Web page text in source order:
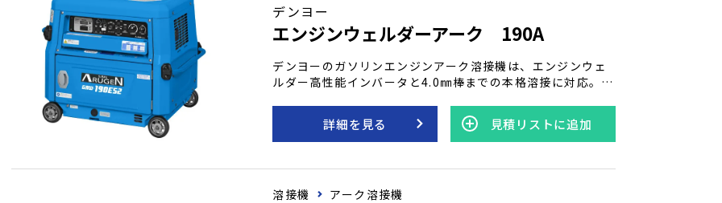
デンヨー
エンジンウェルダーアーク 190A
デンヨーのガソリンエンジンアーク溶接機は、エンジンウェ
ルダー高性能インバータと4.0㎜棒までの本格溶接に対応。
デジタルモニタが稼働状況を昼夜問わず一目瞭然に表示。 ガ
ソリンエンジン仕様なので、柔軟かつ移動が容易で、各種作
業現場での効率的な利用が期待できます。 高性能と低騒音、
詳細を見る 見積リストに追加
溶接機 アーク溶接機